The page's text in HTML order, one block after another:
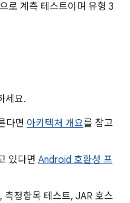
로 계측 테스트이며 유형 3
세요.
다면 아키텍처 개요를 참고
있다면 Android 호환성 프
정항목 테스트, JAR 호스